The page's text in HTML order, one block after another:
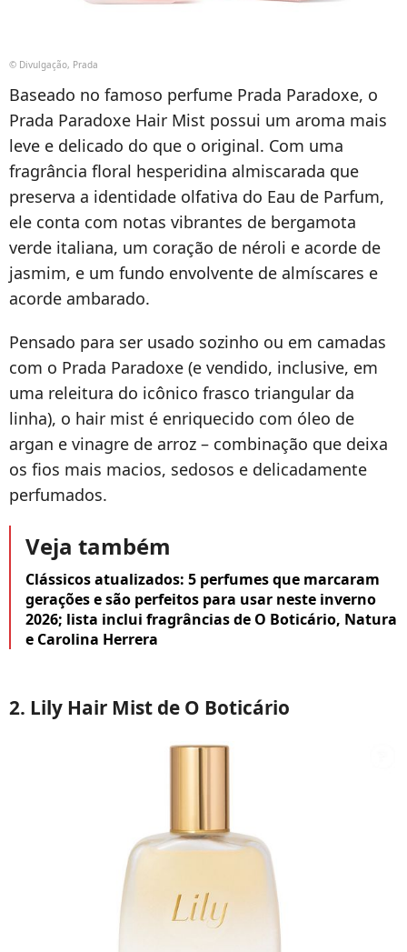
© Divulgação, Prada
Baseado no famoso perfume Prada Paradoxe, o
Prada Paradoxe Hair Mist possui um aroma mais
leve e delicado do que o original. Com uma
fragrância floral hesperidina almiscarada que
preserva a identidade olfativa do Eau de Parfum,
ele conta com notas vibrantes de bergamota
verde italiana, um coração de néroli e acorde de
jasmim, e um fundo envolvente de almíscares e
acorde ambarado.
Pensado para ser usado sozinho ou em camadas
com o Prada Paradoxe (e vendido, inclusive, em
uma releitura do icônico frasco triangular da
linha), o hair mist é enriquecido com óleo de
argan e vinagre de arroz – combinação que deixa
os fios mais macios, sedosos e delicadamente
perfumados.
Veja também
Clássicos atualizados: 5 perfumes que marcaram
gerações e são perfeitos para usar neste inverno
2026; lista inclui fragrâncias de O Boticário, Natura
e Carolina Herrera
2. Lily Hair Mist de O Boticário